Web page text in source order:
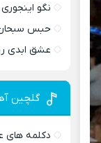
نگو
حبس
عشق ابدی
گلچین
دکلمه های